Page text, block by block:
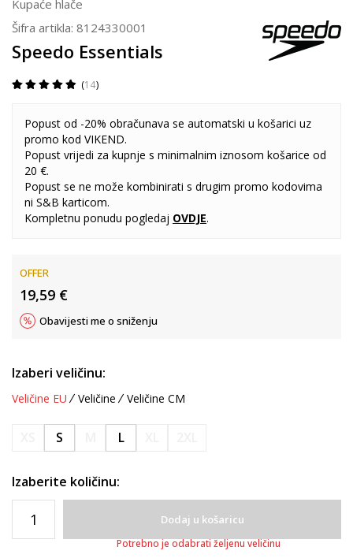
Kupaće hlače
Šifra artikla: 8124330001
Speedo Essentials
14
Popust od -20% obračunava se automatski u košarici uz
promo kod VIKEND.
Popust vrijedi za kupnje s minimalnim iznosom košarice od
20 €.
Popust se ne može kombinirati s drugim promo kodovima
ni S&B karticom.
Kompletnu ponudu pogledaj OVDJE.
OFFER
19,59 €
Obavijesti me o sniženju
Izaberi veličinu:
Veličine EU Veličine Veličine CM
S L
Izaberite količinu:
Dodaj u košaricu
Potrebno je odabrati željenu veličinu